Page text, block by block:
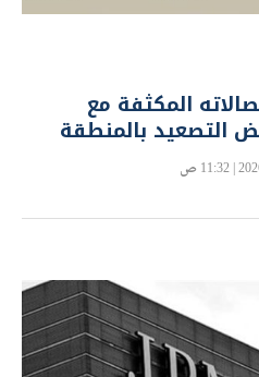
المكثفة مع
التصعيد بالمنطقة